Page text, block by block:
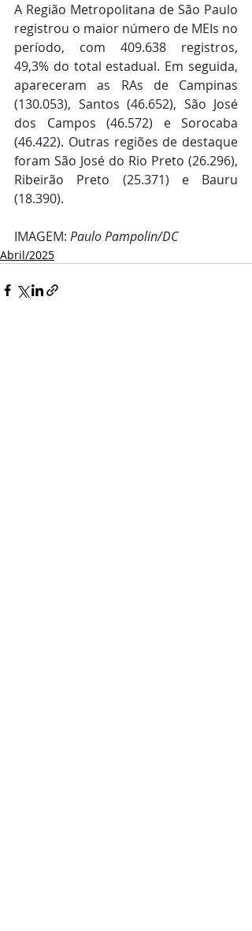
A Região Metropolitana de São Paulo
registrou o maior número de MEIs no
período, com 409.638 registros,
49,3% do total estadual. Em seguida,
apareceram as RAs de Campinas
(130.053), Santos (46.652), São José
dos Campos (46.572) e Sorocaba
(46.422). Outras regiões de destaque
foram São José do Rio Preto (26.296),
Ribeirão Preto (25.371) e Bauru
(18.390).
IMAGEM: Paulo Pampolin/DC
Abril/2025